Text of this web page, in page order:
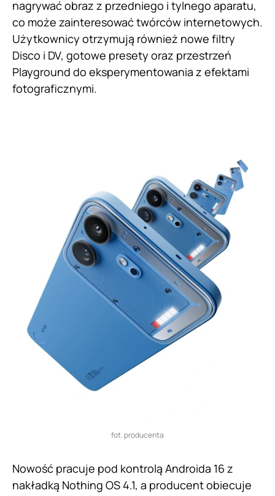
nagrywać obraz z przedniego i tylnego aparatu,
co może zainteresować twórców internetowych.
Użytkownicy otrzymują również nowe filtry
Disco i DV, gotowe presety oraz przestrzeń
Playground do eksperymentowania z efektami
fotograficznymi.
fot. producenta
Nowość pracuje pod kontrolą Androida 16 z
nakładką Nothing OS 4.1, a producent obiecuje